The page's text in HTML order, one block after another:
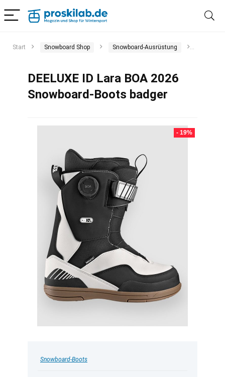
Start Snowboard Shop Snowboard-Ausrüstung
DEELUXE ID Lara BOA 2026
Snowboard-Boots badger
- 19%
Snowboard-Boots